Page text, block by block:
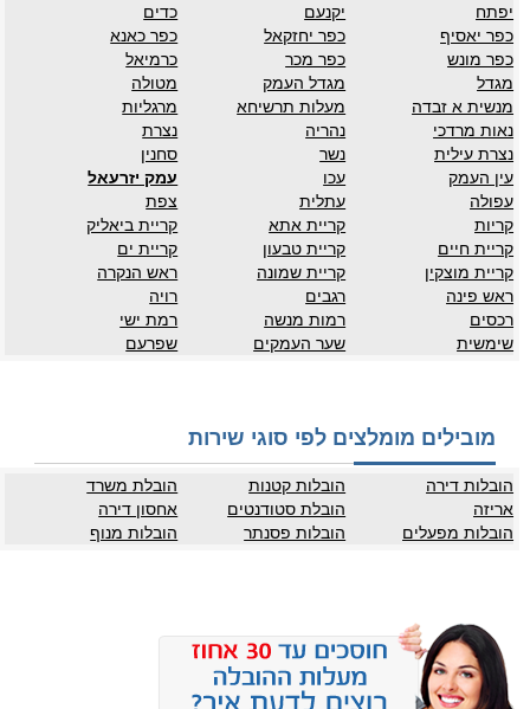
יפתח
יקנעם
כדים
כפר יאסיף
כפר יחזקאל
כפר כאנא
כפר מונש
כפר מכר
כרמיאל
מגדל
מגדל העמק
מטולה
מנשית א זבדה
מעלות תרשיחא
מרגליות
נאות מרדכי
נהריה
נצרת
נצרת עילית
נשר
סחנין
עין העמק
עכו
עמק יזרעאל
עפולה
עתלית
צפת
קריות
קריית אתא
קריית ביאליק
קריית חיים
קריית טבעון
קריית ים
קריית מוצקין
קריית שמונה
ראש הנקרה
ראש פינה
רגבים
רויה
רכסים
רמות מנשה
רמת ישי
שימשית
שער העמקים שפרעם
מובילים מומלצים לפי סוגי שירות
הובלות דירה הובלות קטנות
הובלת משרד
אריזה
הובלת סטודנטים
אחסון דירה
הובלות מפעלים
הובלות פסנתר הובלות מנוף